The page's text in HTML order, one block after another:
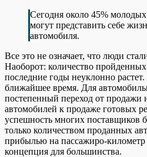
Сегодня около 45%
могут представить себе
автомобиля.
Все это не означает, что люди
Наоборот: количество
последние годы неуклонно
ближайшее время. Для
постепенный переход от
автомобилей к продаже готовых
успешность многих поставщиков
только количеством проданных
прибылью на пассажиро-
концепция для большинства.